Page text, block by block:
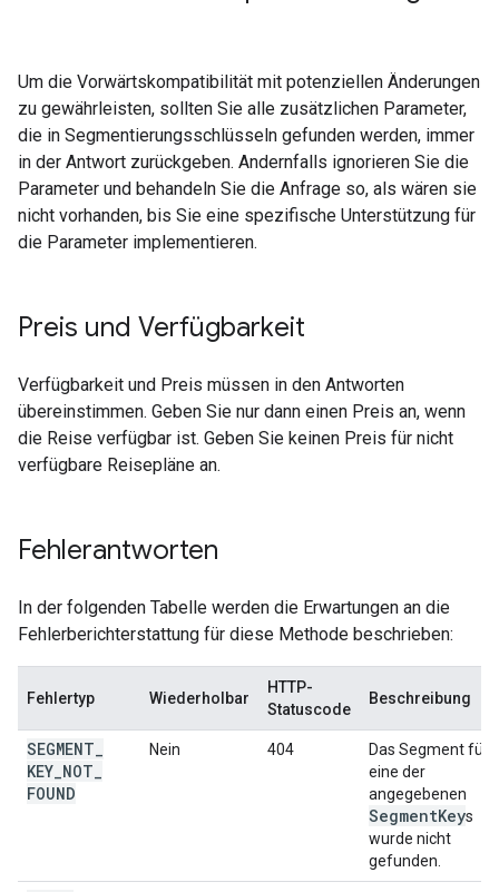
Um die Vorwärtskompatibilität mit potenziellen Änderungen
zu gewährleisten, sollten Sie alle zusätzlichen Parameter,
die in Segmentierungsschlüsseln gefunden werden, immer
in der Antwort zurückgeben. Andernfalls ignorieren Sie die
Parameter und behandeln Sie die Anfrage so, als wären sie
nicht vorhanden, bis Sie eine spezifische Unterstützung für
die Parameter implementieren.
Preis und Verfügbarkeit
Verfügbarkeit und Preis müssen in den Antworten
übereinstimmen. Geben Sie nur dann einen Preis an, wenn
die Reise verfügbar ist. Geben Sie keinen Preis für nicht
verfügbare Reisepläne an.
Fehlerantworten
In der folgenden Tabelle werden die Erwartungen an die
Fehlerberichterstattung für diese Methode beschrieben:
Fehlertyp Wiederholbar
HTTP-
Statuscode
Beschreibung
SEGMENT
KEY NOT
FOUND
Nein 404
Das Segment für
eine der
angegebenen
SegmentKeys
wurde nicht
gefunden.